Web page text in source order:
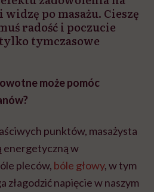
po masażu. Cieszę
radość i poczucie
tymczasowe
może pomóc
punktów, masażysta
energetyczną w
pleców, bóle głowy, w tym
złagodzić napięcie w naszym